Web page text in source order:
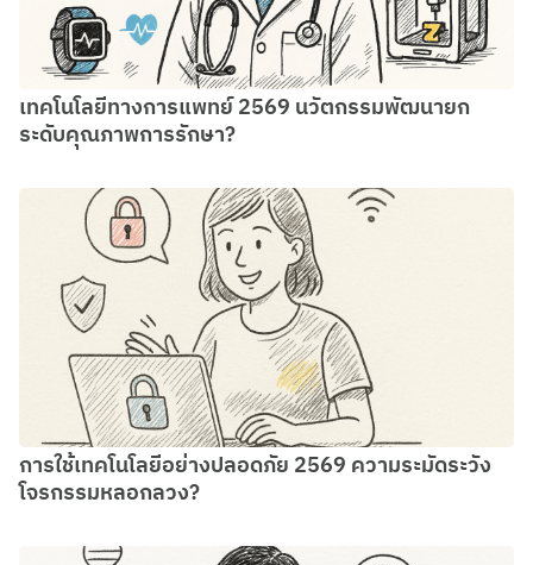
เทคโนโลยีทางการแพทย์ 2569 นวัตกรรมพัฒนายก
ระดับคุณภาพการรักษา?
การใช้เทคโนโลยีอย่างปลอดภัย 2569 ความระมัดระวัง
โจรกรรมหลอกลวง?